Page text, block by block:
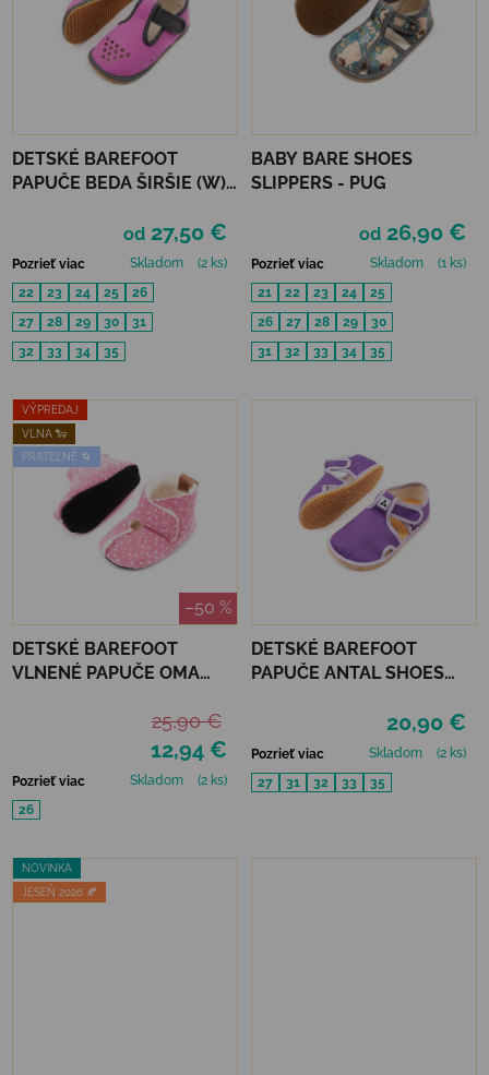
DETSKÉ BAREFOOT
PAPUČE BEDA ŠIRŠIE (W)
od 27,50 €
Pozrieť viac Skladom
(2 ks)
22
23 24 25
26
27
28 29 30
31
32
33 34 35
BABY BARE SHOES
SLIPPERS - PUG
od 26,90 €
Pozrieť viac Skladom
(1 ks)
21
22 23 24
25
26
27 28 29
30
31
32 33 34 35
VÝPREDAJ
VLNA 🐑
PRATEĽNÉ 🌀
–50 %
DETSKÉ BAREFOOT
VLNENÉ PAPUČE OMA
12,94 €
25,90 €
Pozrieť viac Skladom
(2 ks)
26
DETSKÉ BAREFOOT
PAPUČE ANTAL SHOES
20,90 €
Pozrieť viac Skladom
(2 ks)
27
31 32 33 35
NOVINKA
JESEŇ 2026 🍂